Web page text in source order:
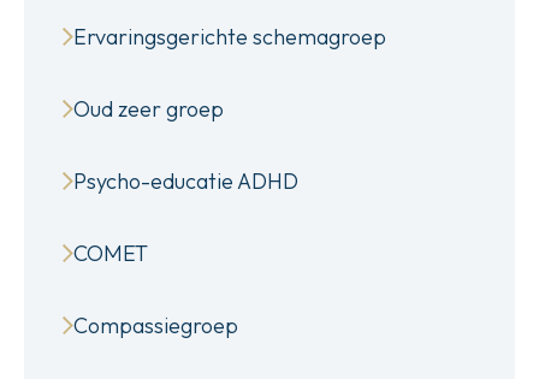
Ervaringsgerichte schemagroep
Oud zeer groep
Psycho-educatie ADHD
COMET
Compassiegroep